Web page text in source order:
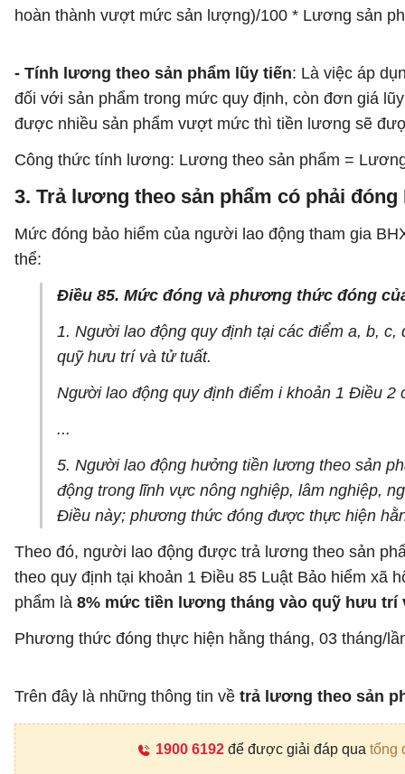
hoàn thành vượt mức sản lượng)/100 * Lương sản
- Tính lương theo sản phẩm lũy tiến: Là việc áp
đối với sản phẩm trong mức quy định, còn đơn giá
được nhiều sản phẩm vượt mức thì tiền lương sẽ
Công thức tính lương: Lương theo sản phẩm =
3. Trả lương theo sản phẩm có phải đóng
Mức đóng bảo hiểm của người lao động tham gia
thể:
Điều 85. Mức đóng và phương thức đóng
1. Người lao động quy định tại các điểm a, b,
quỹ hưu trí và tử tuất.
Người lao động quy định điểm i khoản 1 Điều
...
5. Người lao động hưởng tiền lương theo sản
động trong lĩnh vực nông nghiệp, lâm nghiệp,
Điều này; phương thức đóng được thực hiện
Theo đó, người lao động được trả lương theo sản
theo quy định tại khoản 1 Điều 85 Luật Bảo hiểm xã
phẩm là 8% mức tiền lương tháng vào quỹ hưu trí
Phương thức đóng thực hiện hằng tháng, 03 tháng/
Trên đây là những thông tin về trả lương theo sản
1900 6192để được giải đáp qua tổng